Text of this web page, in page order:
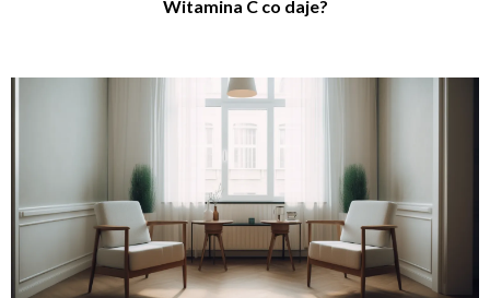
Witamina C co daje?